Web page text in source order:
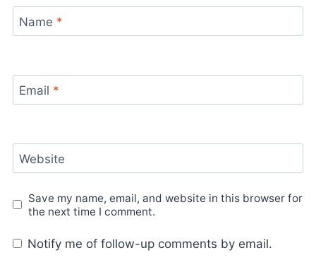
Name *
Email *
Website
Save my name, email, and website in this browser for
the next time I comment.
Notify me of follow-up comments by email.